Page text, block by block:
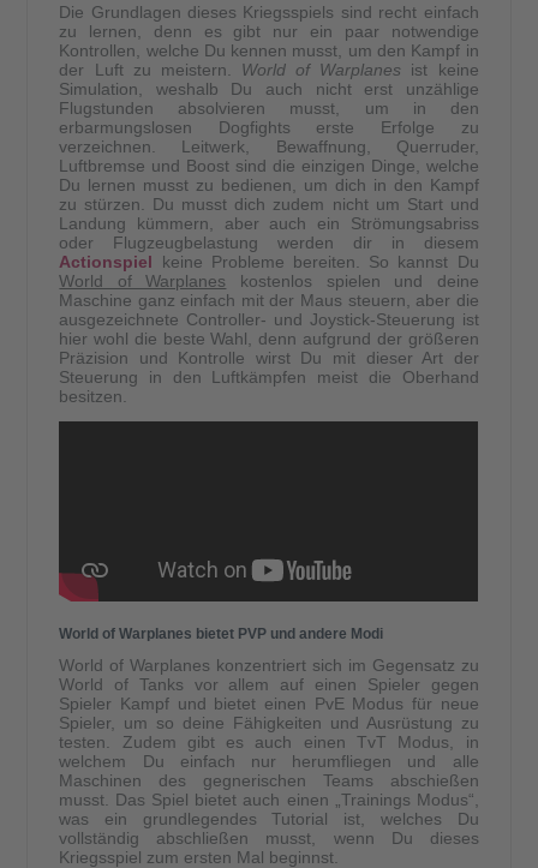
Die Grundlagen dieses Kriegsspiels sind recht einfach
zu lernen, denn es gibt nur ein paar notwendige
Kontrollen, welche Du kennen musst, um den Kampf in
der Luft zu meistern. World of Warplanes ist keine
Simulation, weshalb Du auch nicht erst unzählige
Flugstunden absolvieren musst, um in den
erbarmungslosen Dogfights erste Erfolge zu
verzeichnen. Leitwerk, Bewaffnung, Querruder,
Luftbremse und Boost sind die einzigen Dinge, welche
Du lernen musst zu bedienen, um dich in den Kampf
zu stürzen. Du musst dich zudem nicht um Start und
Landung kümmern, aber auch ein Strömungsabriss
oder Flugzeugbelastung werden dir in diesem
Actionspiel keine Probleme bereiten. So kannst Du
World of Warplanes kostenlos spielen und deine
Maschine ganz einfach mit der Maus steuern, aber die
ausgezeichnete Controller- und Joystick-Steuerung ist
hier wohl die beste Wahl, denn aufgrund der größeren
Präzision und Kontrolle wirst Du mit dieser Art der
Steuerung in den Luftkämpfen meist die Oberhand
besitzen.
World of Warplanes bietet PVP und andere Modi
World of Warplanes konzentriert sich im Gegensatz zu
World of Tanks vor allem auf einen Spieler gegen
Spieler Kampf und bietet einen PvE Modus für neue
Spieler, um so deine Fähigkeiten und Ausrüstung zu
testen. Zudem gibt es auch einen TvT Modus, in
welchem Du einfach nur herumfliegen und alle
Maschinen des gegnerischen Teams abschießen
musst. Das Spiel bietet auch einen „Trainings Modus“,
was ein grundlegendes Tutorial ist, welches Du
vollständig abschließen musst, wenn Du dieses
Kriegsspiel zum ersten Mal beginnst.